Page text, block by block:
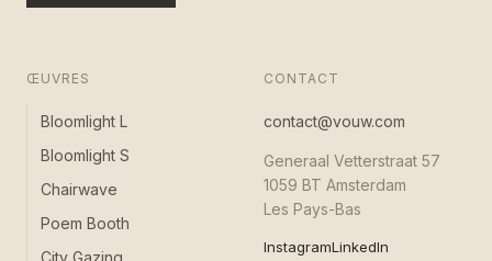
ŒUVRES
Bloomlight L
Bloomlight S
Chairwave
Poem Booth
City Gazing
CONTACT
contact@vouw.com
Generaal Vetterstraat 57
1059 BT Amsterdam
Les Pays-Bas
InstagramLinkedIn